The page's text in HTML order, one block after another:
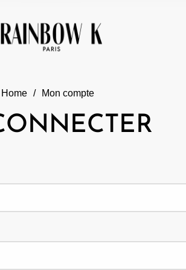
Home / Mon compte
Home Mon compte
to your email address.